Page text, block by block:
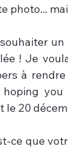
photo...
un
! Je
à
le 20
ce que